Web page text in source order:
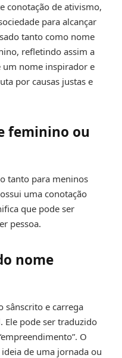
conotação de ativismo,
para alcançar
tanto como nome
refletindo assim a
um nome inspirador e
por causas justas e
feminino ou
tanto para meninos
uma conotação
que pode ser
pessoa.
nome
sânscrito e carrega
Ele pode ser traduzido
O
de uma jornada ou